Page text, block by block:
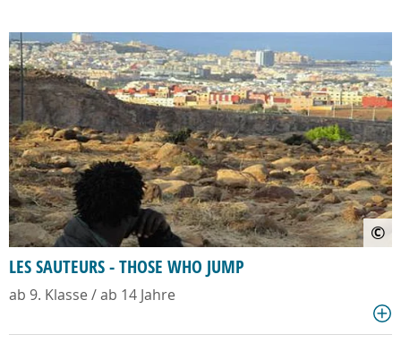
©
LES SAUTEURS - THOSE WHO JUMP
ab 9. Klasse / ab 14 Jahre